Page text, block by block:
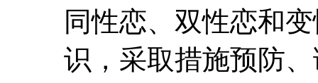
同性恋、双性恋和
识，采取措施预防